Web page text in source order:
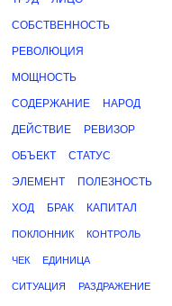
СОБСТВЕННОСТЬ
РЕВОЛЮЦИЯ
МОЩНОСТЬ
СОДЕРЖАНИЕ НАРОД
ДЕЙСТВИЕ РЕВИЗОР
ОБЪЕКТ СТАТУС
ЭЛЕМЕНТ ПОЛЕЗНОСТЬ
ХОД БРАК КАПИТАЛ
ПОКЛОННИК КОНТРОЛЬ
ЧЕК ЕДИНИЦА
СИТУАЦИЯ РАЗДРАЖЕНИЕ